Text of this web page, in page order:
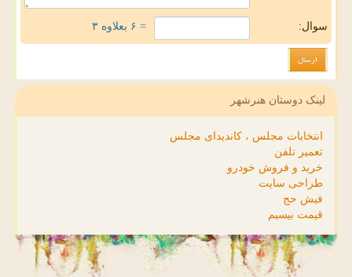
سوال: = ۶ بعلاوه ۳
لینک دوستان هنرشهر
انتخابات مجلس ، کاندیدای مجلس
تعمیر تلفن
خرید و فروش خودرو
طراحی سایت
فیش حج
قیمت بیسیم